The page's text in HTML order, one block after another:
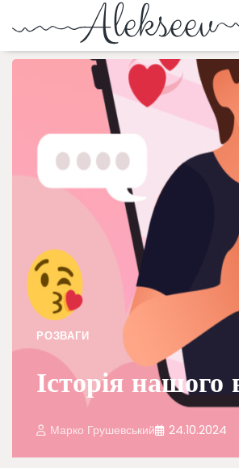
РОЗВАГИ
Історія нашого
Марко Грушевський 24.10.2024